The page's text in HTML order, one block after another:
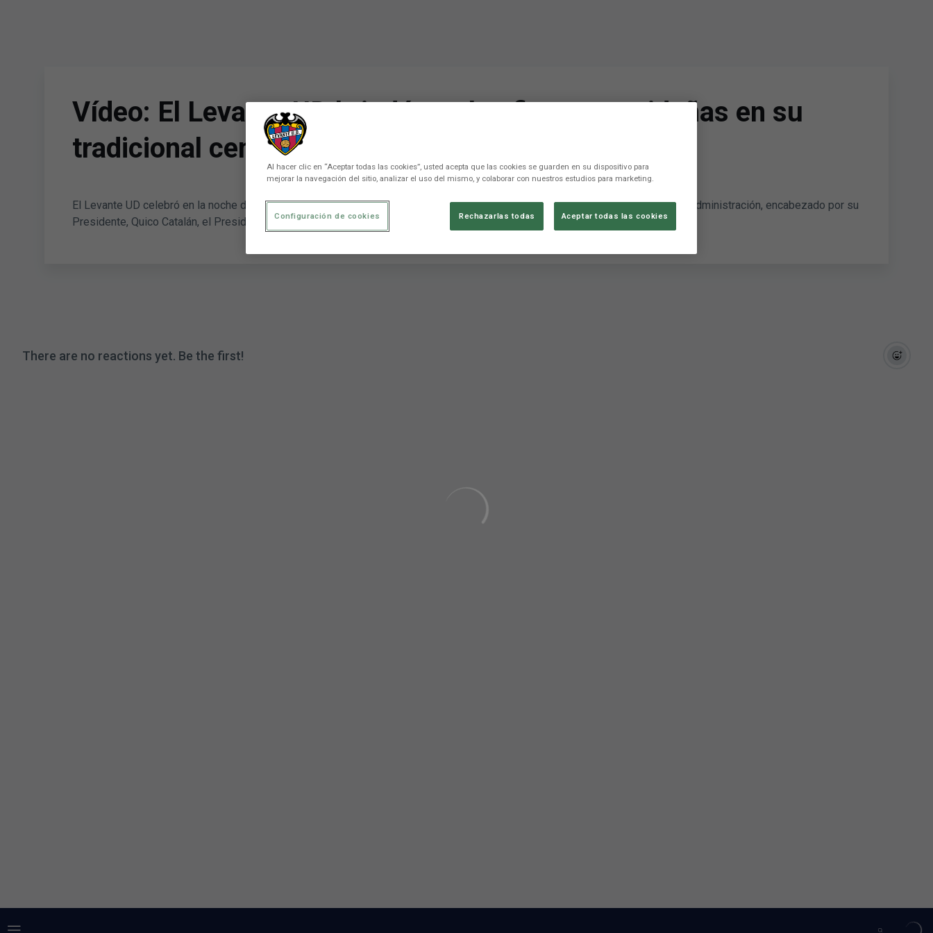
Vídeo: El Levante UD brindó por las fiestas navideñas en su
tradicional cena
El Levante UD celebró en la noche de ayer su tradicional cena de Navidad en el hotel NH Las Artes. La totalidad del Consejo de Administración, encabezado por su
Presidente, Quico Catalán, el Presidente de la Fundación, José Manuel Fuertes, el cuerpo técn
There are no reactions yet. Be the first!
Al hacer clic en “Aceptar todas las cookies”, usted acepta que las cookies se guarden en su dispositivo para
mejorar la navegación del sitio, analizar el uso del mismo, y colaborar con nuestros estudios para marketing.
Rechazarlas todas Aceptar todas las cookies
Configuración de cookies